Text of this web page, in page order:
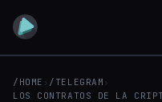
/HOME › /TELEGRAM ›
LOS CONTRATOS DE LA